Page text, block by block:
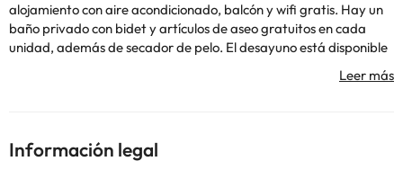
alojamiento con aire acondicionado, balcón y wifi gratis. Hay un
baño privado con bidet y artículos de aseo gratuitos en cada
unidad, además de secador de pelo. El desayuno está disponible
de Santa Maria dell'Isola está a 17 min a pie del alojamiento, y
En este alojamiento no se pueden celebrar despedidas de soltero
o soltera ni fiestas similares. Gestionado por un particular
Información legal